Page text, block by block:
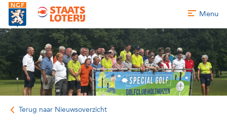
Menu
Terug naar Nieuwsoverzicht